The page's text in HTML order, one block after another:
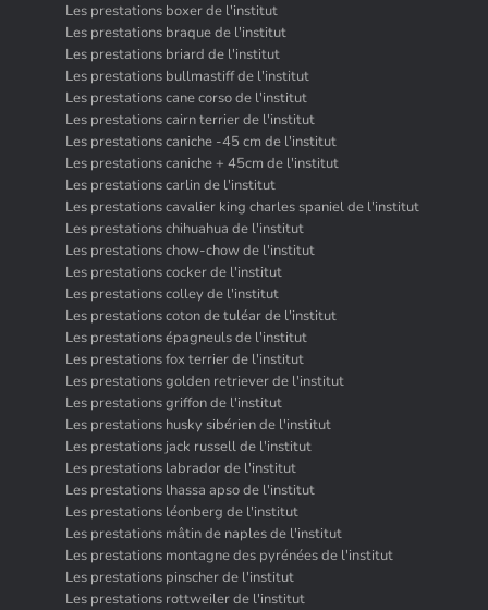
Les prestations boxer de l'institut
Les prestations braque de l'institut
Les prestations briard de l'institut
Les prestations bullmastiff de l'institut
Les prestations cane corso de l'institut
Les prestations cairn terrier de l'institut
Les prestations caniche -45 cm de l'institut
Les prestations caniche + 45cm de l'institut
Les prestations carlin de l'institut
Les prestations cavalier king charles spaniel de l'institut
Les prestations chihuahua de l'institut
Les prestations chow-chow de l'institut
Les prestations cocker de l'institut
Les prestations colley de l'institut
Les prestations coton de tuléar de l'institut
Les prestations épagneuls de l'institut
Les prestations fox terrier de l'institut
Les prestations golden retriever de l'institut
Les prestations griffon de l'institut
Les prestations husky sibérien de l'institut
Les prestations jack russell de l'institut
Les prestations labrador de l'institut
Les prestations lhassa apso de l'institut
Les prestations léonberg de l'institut
Les prestations mâtin de naples de l'institut
Les prestations montagne des pyrénées de l'institut
Les prestations pinscher de l'institut
Les prestations rottweiler de l'institut